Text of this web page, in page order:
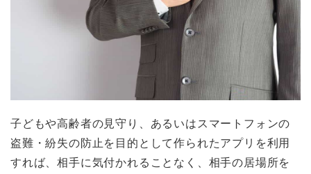
子どもや高齢者の見守り、あるいはスマートフォンの
盗難・紛失の防止を目的として作られたアプリを利用
すれば、相手に気付かれることなく、相手の居場所を